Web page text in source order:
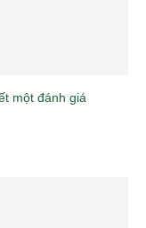
một đánh giá